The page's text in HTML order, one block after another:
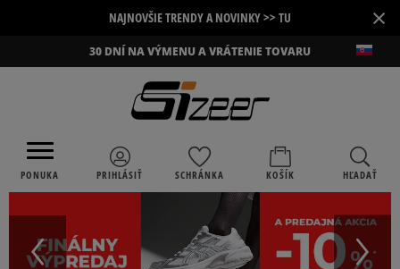
NAJNOVŠIE TRENDY A NOVINKY >> TU ×
30 DNÍ NA VÝMENU A VRÁTENIE TOVARU
PONUKA PRIHLÁSIŤ SCHRÁNKA KOŠÍK HĽADAŤ